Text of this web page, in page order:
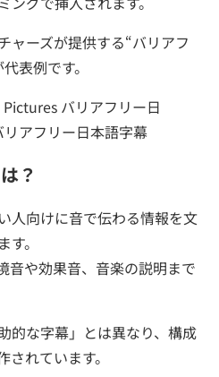
ャーズが提供する“バリアフ
表例です。
Pictures バリアフリー日
アフリー日本語字幕
？
人向けに音で伝わる情報を文
。
音や効果音、音楽の説明まで
的な字幕」とは異なり、構成
れています。